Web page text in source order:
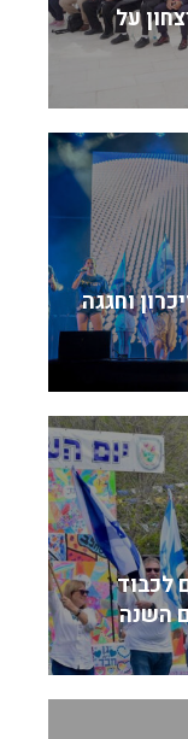
על
וחגגה
לכבוד